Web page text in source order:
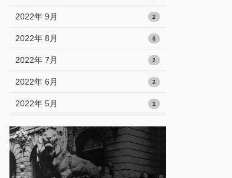
2022年 9月 2
2022年 8月 3
2022年 7月 2
2022年 6月 2
2022年 5月 1